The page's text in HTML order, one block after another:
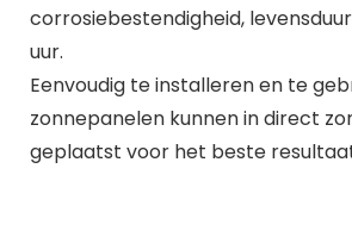
corrosiebestendigheid,
uur.
Eenvoudig te installeren en te
zonnepanelen kunnen in direct
geplaatst voor het beste